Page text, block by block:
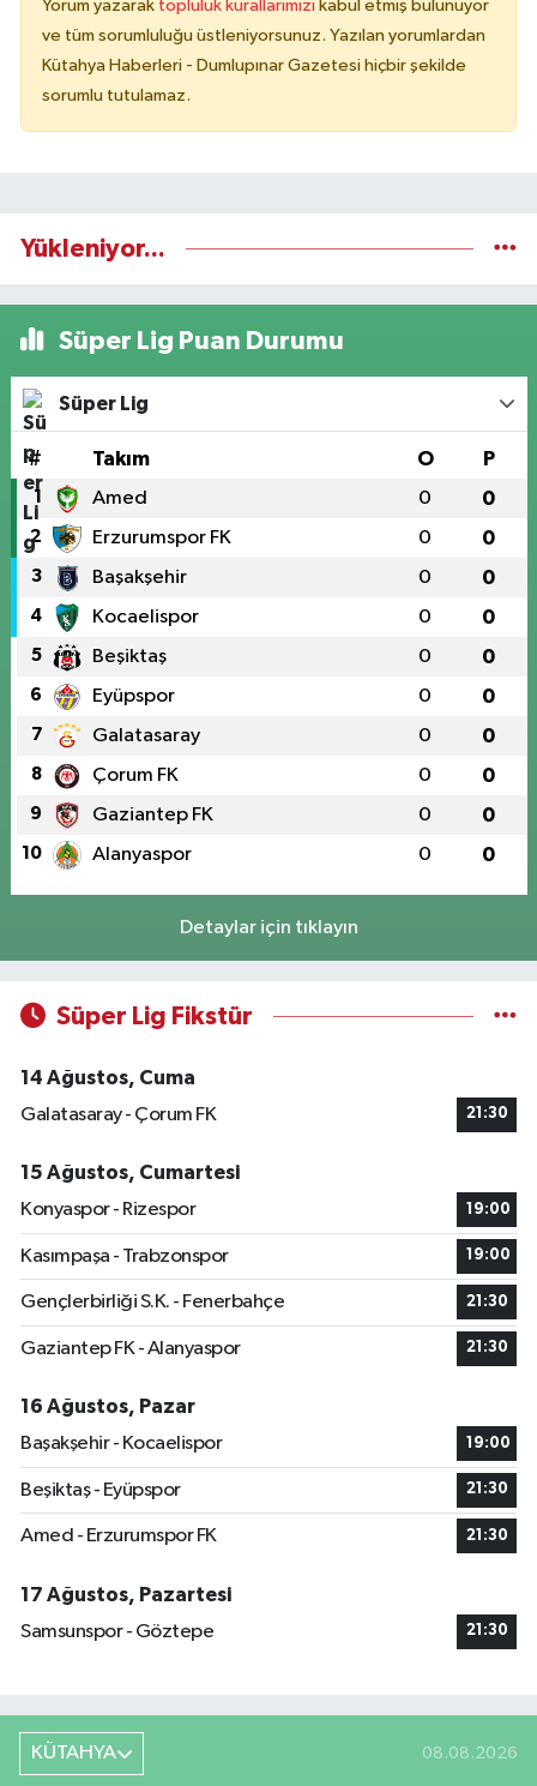
Yorum yazarak topluluk kurallarımızı kabul etmiş bulunuyor
ve tüm sorumluluğu üstleniyorsunuz. Yazılan yorumlardan
Kütahya Haberleri - Dumlupınar Gazetesi hiçbir şekilde
sorumlu tutulamaz.
Yükleniyor...
Süper Lig Puan Durumu
Süper Lig
# Takım O P
1 Amed 0 0
2 Erzurumspor FK 0 0
3 Başakşehir 0 0
4 Kocaelispor 0 0
5 Beşiktaş 0 0
6 Eyüpspor 0 0
7 Galatasaray 0 0
8 Çorum FK 0 0
9 Gaziantep FK 0 0
10 Alanyaspor 0 0
Detaylar için tıklayın
Süper Lig Fikstür
14 Ağustos, Cuma
Galatasaray - Çorum FK
21:30
15 Ağustos, Cumartesi
Konyaspor - Rizespor
19:00
Kasımpaşa - Trabzonspor 19:00
Gençlerbirliği S.K. - Fenerbahçe 21:30
Gaziantep FK - Alanyaspor 21:30
16 Ağustos, Pazar
Başakşehir - Kocaelispor
19:00
Beşiktaş - Eyüpspor 21:30
Amed - Erzurumspor FK 21:30
17 Ağustos, Pazartesi
Samsunspor - Göztepe
21:30
KÜTAHYA 08.08.2026